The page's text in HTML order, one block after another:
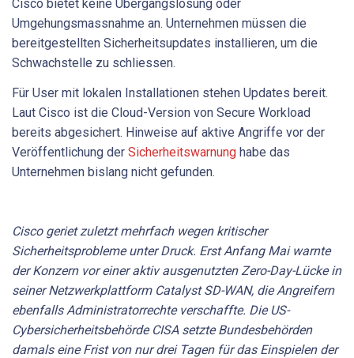
Cisco bietet keine Übergangslösung oder
Umgehungsmassnahme an. Unternehmen müssen die
bereitgestellten Sicherheitsupdates installieren, um die
Schwachstelle zu schliessen.
Für User mit lokalen Installationen stehen Updates bereit.
Laut Cisco ist die Cloud-Version von Secure Workload
bereits abgesichert. Hinweise auf aktive Angriffe vor der
Veröffentlichung der Sicherheitswarnung habe das
Unternehmen bislang nicht gefunden.
Cisco geriet zuletzt mehrfach wegen kritischer
Sicherheitsprobleme unter Druck. Erst Anfang Mai warnte
der Konzern vor einer aktiv ausgenutzten Zero-Day-Lücke in
seiner Netzwerkplattform Catalyst SD-WAN, die Angreifern
ebenfalls Administratorrechte verschaffte. Die US-
Cybersicherheitsbehörde CISA setzte Bundesbehörden
damals eine Frist von nur drei Tagen für das Einspielen der